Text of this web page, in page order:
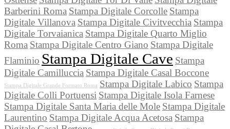
Barberini Roma Stampa Digitale Corcolle Stampa
Digitale Villanova Stampa Digitale Civitvecchia Stampa
Digitale Torvaianica Stampa Digitale Quarto Miglio
Roma Stampa Digitale Centro Giano Stampa Digitale
Flaminio Stampa Digitale Cave Stampa
Digitale Camilluccia Stampa Digitale Casal Boccone
Stampa Digitale Grande Formato Roma Stampa Digitale Labico Stampa
Digitale Colli Portuensi Stampa Digitale Isola Farnese
Stampa Digitale Santa Maria delle Mole Stampa Digitale
Laurentino Stampa Digitale Acqua Acetosa Stampa